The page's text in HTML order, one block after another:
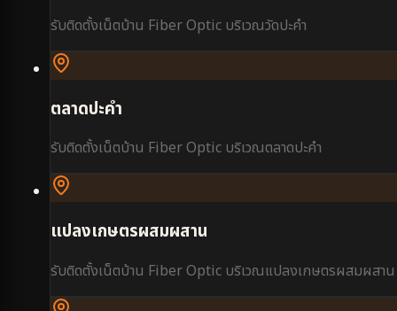
รับติดตั้งเน็ตบ้าน Fiber Optic บริเวณวัดปะคำ
ตลาดปะคำ
รับติดตั้งเน็ตบ้าน Fiber Optic บริเวณตลาดปะคำ
แปลงเกษตรผสมผสาน
รับติดตั้งเน็ตบ้าน Fiber Optic บริเวณแปลงเกษตรผสมผสาน